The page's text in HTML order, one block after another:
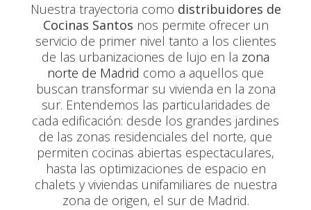
Nuestra trayectoria como distribuidores de
Cocinas Santos nos permite ofrecer un
servicio de primer nivel tanto a los clientes
de las urbanizaciones de lujo en la zona
norte de Madrid como a aquellos que
buscan transformar su vivienda en la zona
sur. Entendemos las particularidades de
cada edificación: desde los grandes jardines
de las zonas residenciales del norte, que
permiten cocinas abiertas espectaculares,
hasta las optimizaciones de espacio en
chalets y viviendas unifamiliares de nuestra
zona de origen, el sur de Madrid.